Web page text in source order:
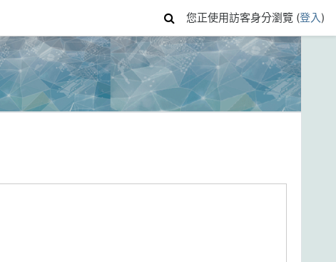
您正使用訪客身分瀏覽 (登入)